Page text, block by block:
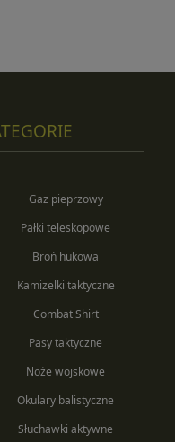
Gaz pieprzowy
Pałki teleskopowe
Broń hukowa
Kamizelki taktyczne
Combat Shirt
Pasy taktyczne
Noże wojskowe
Okulary balistyczne
Słuchawki aktywne